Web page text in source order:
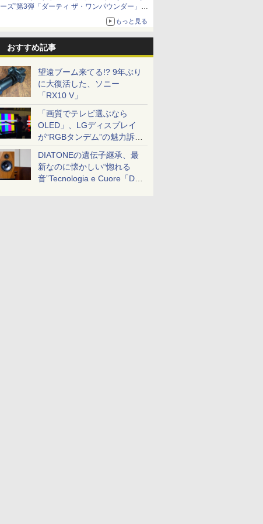
ーズ”第3弾「ダーティ ザ・ワンパウンダー」を
「特製ガーリックマヨソース」を使用した超大
もっと見る
おすすめ記事
望遠ブーム来てる!? 9年ぶり
に大復活した、ソニー
「RX10 V」
「画質でテレビ選ぶなら
OLED」、LGディスプレイ
が“RGBタンデム”の魅力訴
求。液晶とのガチ比較も
DIATONEの遺伝子継承、最
新なのに懐かしい“惚れる
音”Tecnologia e Cuore「DS-